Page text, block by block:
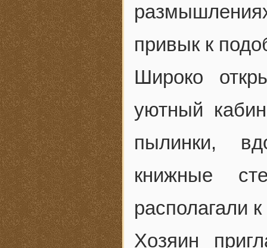
привык к
Широко
уютный
пылинки,
книжные
располагали
Хозяин